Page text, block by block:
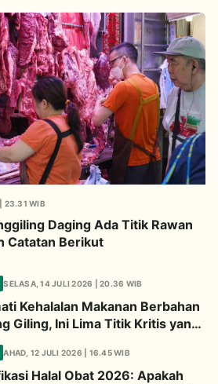
23.31 WIB
Daging Ada Titik Rawan
Catatan Berikut
SELASA, 14 JULI 2026 | 20.36 WIB
Kehalalan Makanan Berbahan
Giling, Ini Lima Titik Kritis yang
AHAD, 12 JULI 2026 | 16.45 WIB
Halal Obat 2026: Apakah